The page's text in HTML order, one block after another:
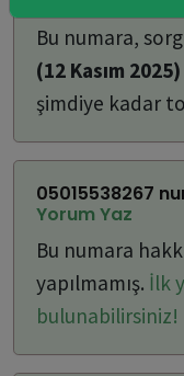
Bu numara,
(12 Kasım 2025)
şimdiye kadar
05015538267
Yorum Yaz
Bu numara
yapılmamış. İlk
bulunabilirsiniz!